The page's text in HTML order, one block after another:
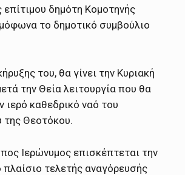
δημότη Κομοτηνής
το δημοτικό συμβούλιο
του, θα γίνει την Κυριακή
την Θεία λειτουργία που θα
ιερό καθεδρικό ναό του
της Θεοτόκου.
Ιερώνυμος επισκέπτεται την
τελετής αναγόρευσής